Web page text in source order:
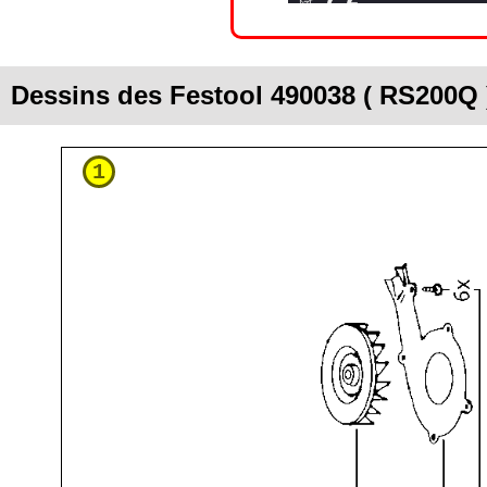
Dessins des Festool 490038 ( RS200Q
1